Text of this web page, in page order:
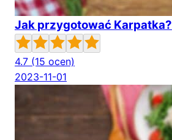
Jak przygotować Karpatka?
4.7 (15 ocen)
2023-11-01